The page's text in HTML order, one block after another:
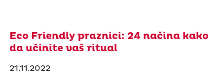
Eco Friendly praznici: 24 načina kako
da učinite vaš ritual
21.11.2022